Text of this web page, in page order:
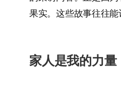
果实。这些故事往往能
家人是我的力量